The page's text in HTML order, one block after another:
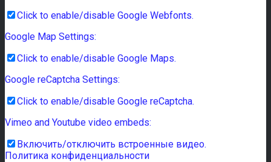
Click to enable/disable Google Webfonts.
Google Map Settings:
Click to enable/disable Google Maps.
Google reCaptcha Settings:
Click to enable/disable Google reCaptcha.
Vimeo and Youtube video embeds:
Включить/отключить встроенные видео.
Политика конфиденциальности